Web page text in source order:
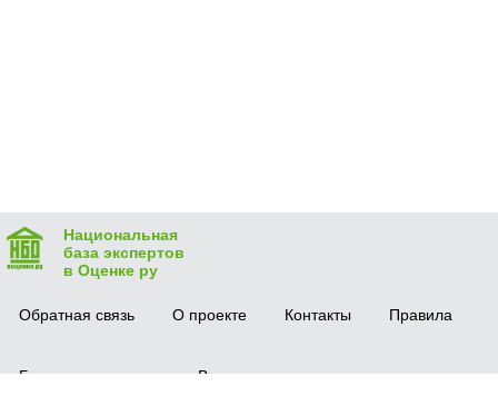
Национальная
база экспертов
в Оценке ру
Обратная связь О проекте Контакты Правила
Безопасная сделка Вопрос-ответ